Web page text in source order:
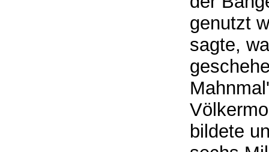
genutzt
sagte,
bildete